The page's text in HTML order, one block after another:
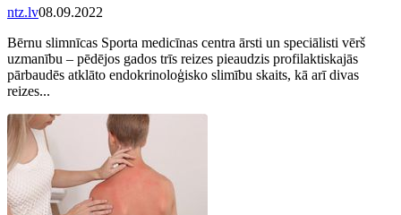
ntz.lv08.09.2022
Bērnu slimnīcas Sporta medicīnas centra ārsti un speciālisti vērš
uzmanību – pēdējos gados trīs reizes pieaudzis profilaktiskajās
pārbaudēs atklāto endokrinoloģisko slimību skaits, kā arī divas
reizes...